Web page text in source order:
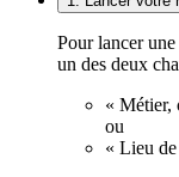
Pour lancer
un des deux
« Métier,
ou
« Lieu